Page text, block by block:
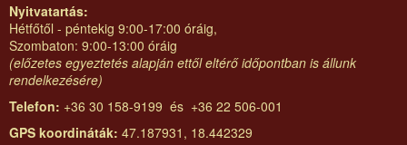
Nyitvatartás:
Hétfőtől - péntekig 9:00-17:00 óráig,
Szombaton: 9:00-13:00 óráig
(előzetes egyeztetés alapján ettől eltérő időpontban is állunk
rendelkezésére)
Telefon: +36 30 158-9199 és +36 22 506-001
GPS koordináták: 47.187931, 18.442329